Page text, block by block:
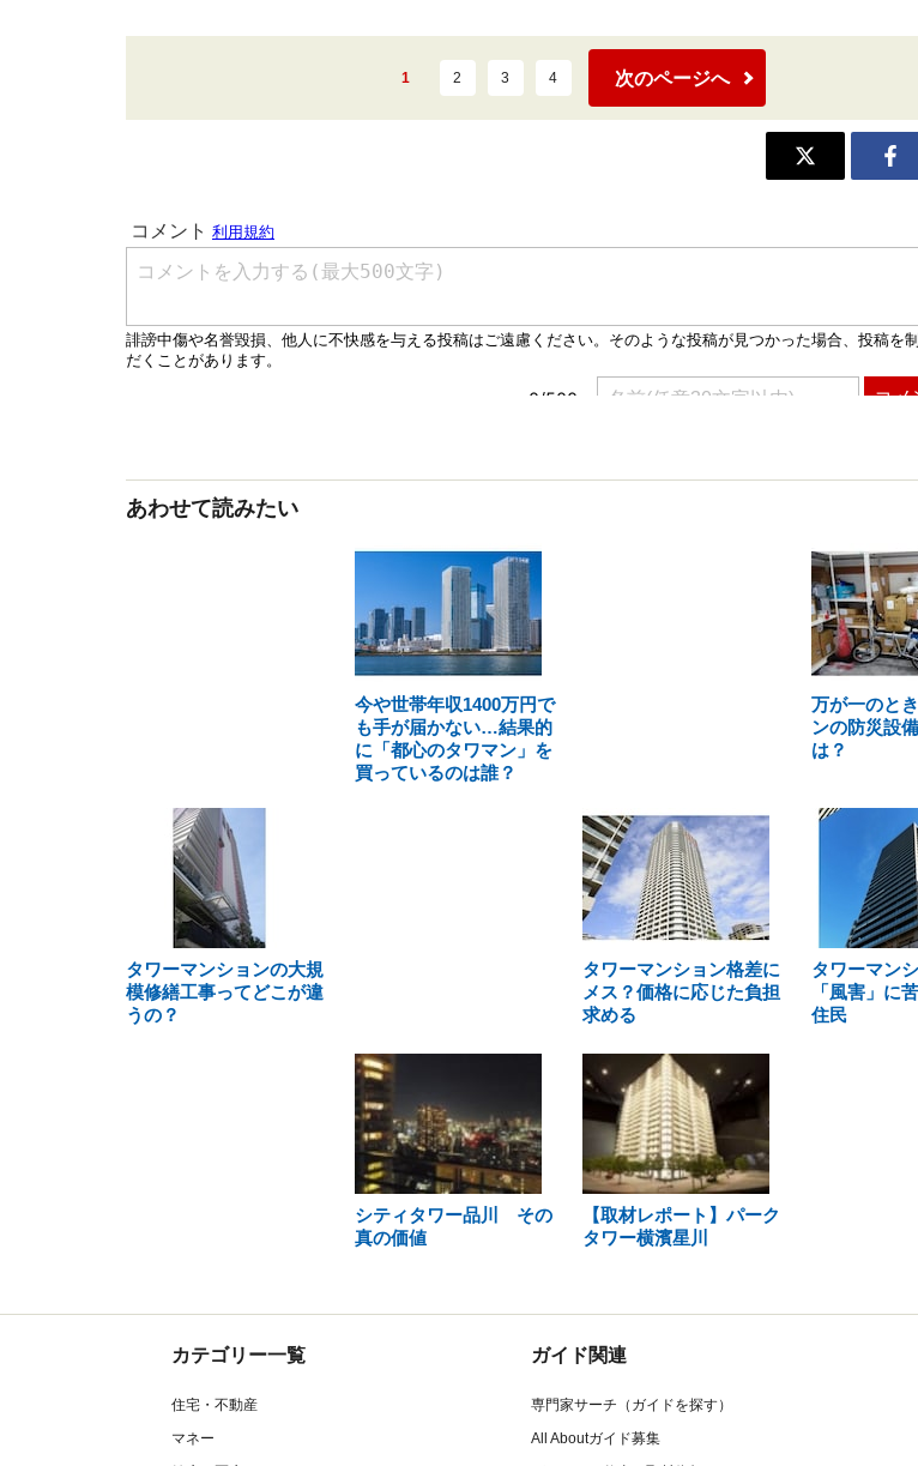
1 2 3 4 次のページへ
あわせて読みたい
今や世帯年収1400万円で
も手が届かない…結果的
に「都心のタワマン」を
買っているのは誰？
万が一のと
ンの防災設
は？
タワーマンションの大規
模修繕工事ってどこが違
うの？
タワーマンション格差に
メス？価格に応じた負担
求める
タワーマン
「風害」に
住民
シティタワー品川 その
真の価値
【取材レポート】パーク
タワー横濱星川
カテゴリー一覧
住宅・不動産
マネー
ガイド関連
専門家サーチ（ガイドを探す）
All Aboutガイド募集